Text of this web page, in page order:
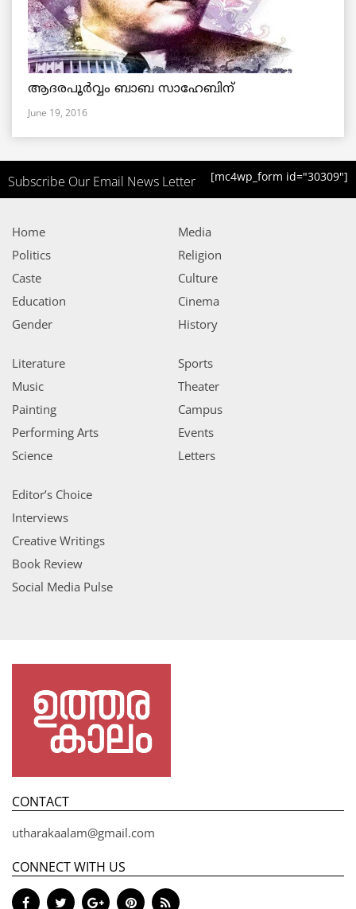
ആദരപൂര്‍വ്വം ബാബ സാഹേബിന്
June 19, 2016
Subscribe Our Email News Letter [mc4wp_form id="30309"]
Home
Politics
Caste
Education
Gender
Media
Religion
Culture
Cinema
History
Literature
Music
Painting
Performing Arts
Science
Sports
Theater
Campus
Events
Letters
Editor’s Choice
Interviews
Creative Writings
Book Review
Social Media Pulse
CONTACT
utharakaalam@gmail.com
CONNECT WITH US